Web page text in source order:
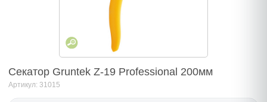
Секатор Gruntek Z-19 Professional 200мм
Артикул: 31015